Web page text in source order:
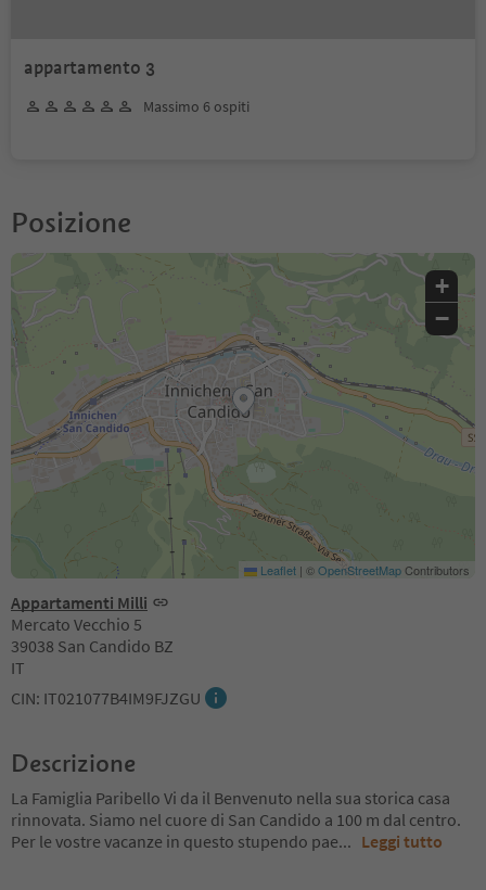
appartamento 3
Massimo 6 ospiti
Posizione
Appartamenti Milli
Mercato Vecchio 5
39038 San Candido BZ
IT
CIN: IT021077B4IM9FJZGU
+
−
Leaflet | ©OpenStreetMapContributors
Descrizione
La Famiglia Paribello Vi da il Benvenuto nella sua storica casa
rinnovata. Siamo nel cuore di San Candido a 100 m dal centro.
Per le vostre vacanze in questo stupendo pae... Leggi tutto